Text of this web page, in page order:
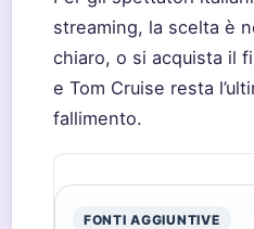
streaming, la scelta è
chiaro, o si acquista il
e Tom Cruise resta
fallimento.
FONTI AGGIUNTIVE